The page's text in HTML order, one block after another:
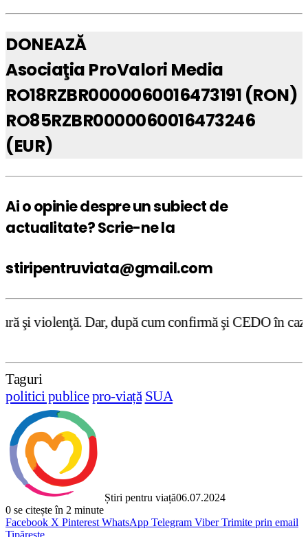
DONEAZĂ
Asociaţia ProValori Media
RO18RZBR0000060016473191 (RON)
RO85RZBR0000060016473246
(EUR)
Ai o opinie despre un subiect de
actualitate? Scrie-ne la
stiripentruviata@gmail.com
după cum confirmă şi CEDO în cazul Handyside
Taguri
politici publice pro-viață SUA
Știri pentru viață06.07.2024
0 se citește în 2 minute
Facebook X Pinterest WhatsApp Telegram Viber Trimite prin email
Tipărește